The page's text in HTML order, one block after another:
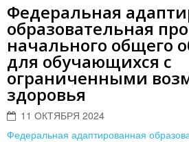
Федеральная
образовательная
начального общего
для обучающихся с
ограниченными
здоровья
11 ОКТЯБРЯ 2024
Федеральная адаптированная